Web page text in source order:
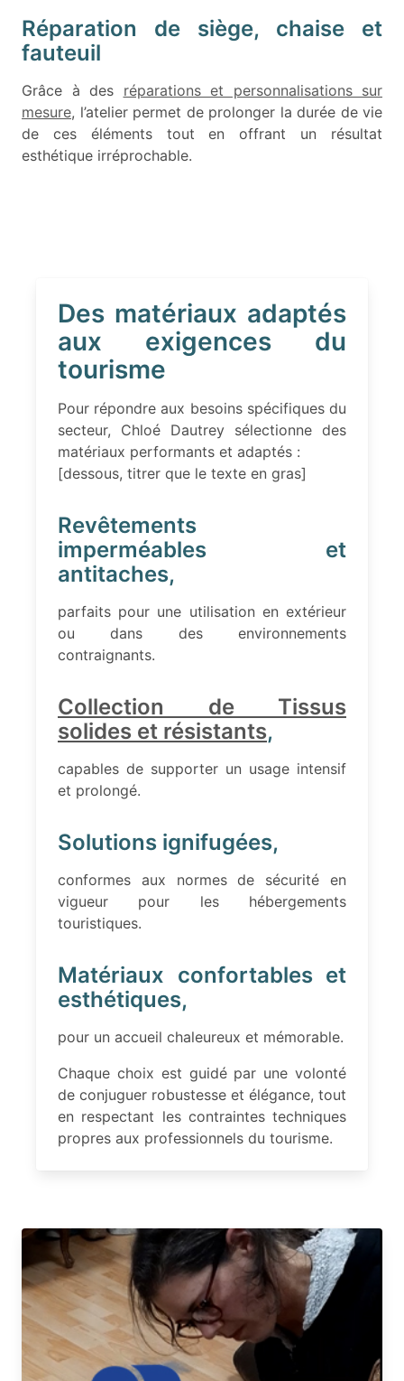
Réparation de siège, chaise et
fauteuil
Grâce à des réparations et personnalisations sur
mesure, l’atelier permet de prolonger la durée de vie
de ces éléments tout en offrant un résultat
esthétique irréprochable.
Des matériaux adaptés
aux exigences du
tourisme
Pour répondre aux besoins spécifiques du
secteur, Chloé Dautrey sélectionne des
matériaux performants et adaptés :
[dessous, titrer que le texte en gras]
Revêtements
imperméables et
antitaches,
parfaits pour une utilisation en extérieur
ou dans des environnements
contraignants.
Collection de Tissus
solides et résistants,
capables de supporter un usage intensif
et prolongé.
Solutions ignifugées,
conformes aux normes de sécurité en
vigueur pour les hébergements
touristiques.
Matériaux confortables et
esthétiques,
pour un accueil chaleureux et mémorable.
Chaque choix est guidé par une volonté
de conjuguer robustesse et élégance, tout
en respectant les contraintes techniques
propres aux professionnels du tourisme.